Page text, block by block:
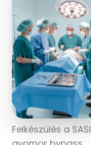
Felkészülés a SASI